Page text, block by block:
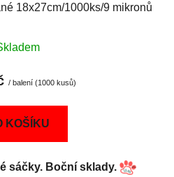
18x27cm/1000ks/9 mikronů
/ balení (1000 kusů)
KOŠÍKU
sáčky. Boční sklady.